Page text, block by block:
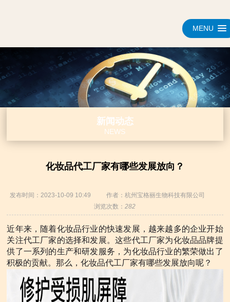
MENU
新闻动态
NEWS
化妆品代工厂家有哪些发展放向？
发布时间：2023-10-09 10:49
作者：杭州宝格丽生物科技有限公司
浏览次数：282
近年来，随着化妆品行业的快速发展，越来越多的企业开始
关注代工厂家的选择和发展。这些代工厂家为化妆品品牌提
供了一系列的生产和研发服务，为化妆品行业的繁荣做出了
积极的贡献。那么，化妆品代工厂家有哪些发展放向呢？